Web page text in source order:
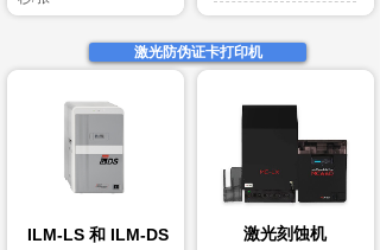
激光刻蚀机
ILM-LS 和 ILM-DS
激光防伪证卡打印机